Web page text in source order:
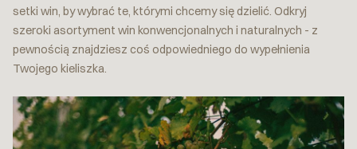
setki win, by wybrać te, którymi chcemy się dzielić. Odkryj
szeroki asortyment win konwencjonalnych i naturalnych - z
pewnością znajdziesz coś odpowiedniego do wypełnienia
Twojego kieliszka.